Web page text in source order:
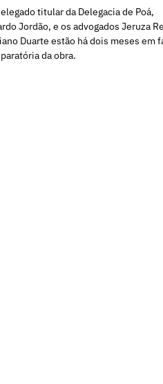
titular da Delegacia de Poá,
Jordão, e os advogados Jeruza
Duarte estão há dois meses em
da obra.